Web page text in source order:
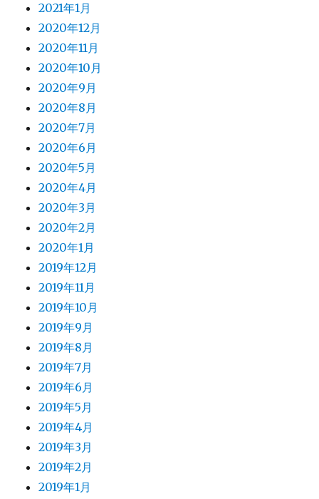
2021年1月
2020年12月
2020年11月
2020年10月
2020年9月
2020年8月
2020年7月
2020年6月
2020年5月
2020年4月
2020年3月
2020年2月
2020年1月
2019年12月
2019年11月
2019年10月
2019年9月
2019年8月
2019年7月
2019年6月
2019年5月
2019年4月
2019年3月
2019年2月
2019年1月